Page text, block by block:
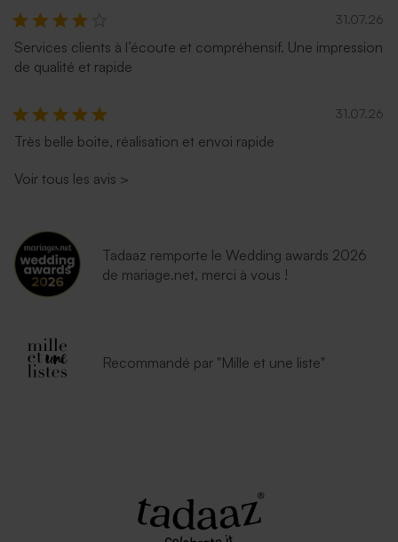
31.07.26
Services clients à l’écoute et compréhensif. Une impression
de qualité et rapide
31.07.26
Très belle boite, réalisation et envoi rapide
Voir tous les avis >
Tadaaz remporte le Wedding awards 2026
de mariage.net, merci à vous !
Recommandé par "Mille et une liste"